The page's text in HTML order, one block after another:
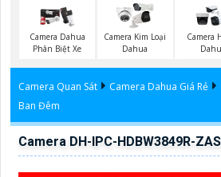
Camera Dahua
Phân Biệt Xe
Camera Kim Loại
Dahua
Camera H.265
Camera Quan Sát Camera Dahua Giá Rẻ
Ban Đêm
Camera DH-IPC-HDBW3849R-